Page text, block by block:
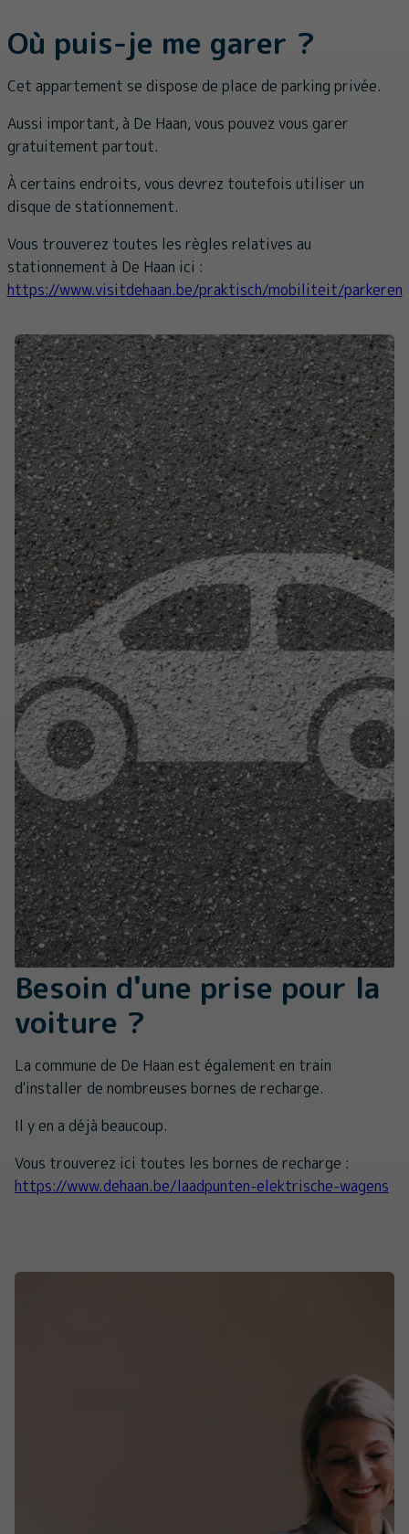
Où puis-je me garer ?
Cet appartement se dispose de place de parking privée.
Aussi important, à De Haan, vous pouvez vous garer
gratuitement partout.
À certains endroits, vous devrez toutefois utiliser un
disque de stationnement.
Vous trouverez toutes les règles relatives au
stationnement à De Haan ici :
https://www.visitdehaan.be/praktisch/mobiliteit/parkeren
Besoin d'une prise pour la
voiture ?
La commune de De Haan est également en train
d'installer de nombreuses bornes de recharge.
Il y en a déjà beaucoup.
Vous trouverez ici toutes les bornes de recharge :
https://www.dehaan.be/laadpunten-elektrische-wagens